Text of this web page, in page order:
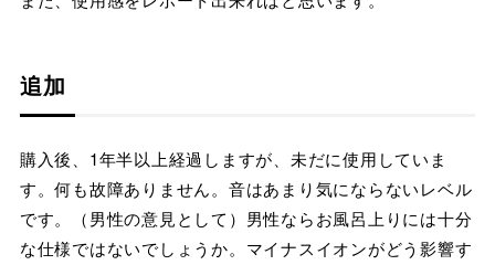
追加
購入後、1年半以上経過しますが、未だに使用していま
す。何も故障ありません。音はあまり気にならないレベル
です。（男性の意見として）男性ならお風呂上りには十分
な仕様ではないでしょうか。マイナスイオンがどう影響す